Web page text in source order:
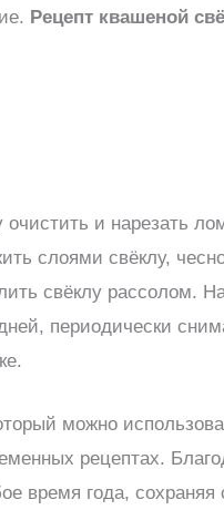
Рецепт квашеной
и нарезать
слоями свёклу,
свёклу рассолом.
периодически
можно
рецептах.
время года, сохраняя